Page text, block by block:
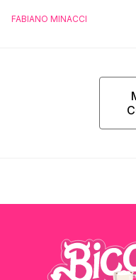
FABIANO MINACCI